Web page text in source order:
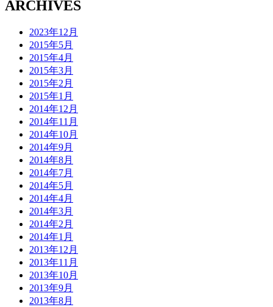
ARCHIVES
2023年12月
2015年5月
2015年4月
2015年3月
2015年2月
2015年1月
2014年12月
2014年11月
2014年10月
2014年9月
2014年8月
2014年7月
2014年5月
2014年4月
2014年3月
2014年2月
2014年1月
2013年12月
2013年11月
2013年10月
2013年9月
2013年8月